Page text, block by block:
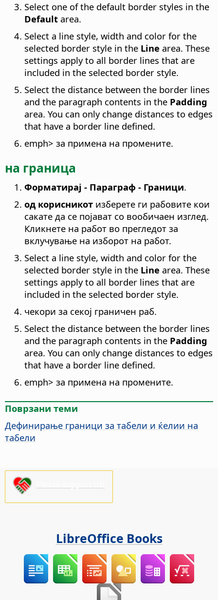
Select one of the default border styles in the
Default area.
Select a line style, width and color for the
selected border style in the Line area. These
settings apply to all border lines that are
included in the selected border style.
Select the distance between the border lines
and the paragraph contents in the Padding
area. You can only change distances to edges
that have a border line defined.
emph> за примена на промените.
на граница
Форматирај - Параграф - Граници.
од корисникот изберете ги рабовите кои
сакате да се појават со вообичаен изглед.
Кликнете на работ во прегледот за
вклучување на изборот на работ.
Select a line style, width and color for the
selected border style in the Line area. These
settings apply to all border lines that are
included in the selected border style.
чекори за секој граничен раб.
Select the distance between the border lines
and the paragraph contents in the Padding
area. You can only change distances to edges
that have a border line defined.
emph> за примена на промените.
Поврзани теми
Дефинирање граници за табели и ќелии на
табели
LibreOffice Books